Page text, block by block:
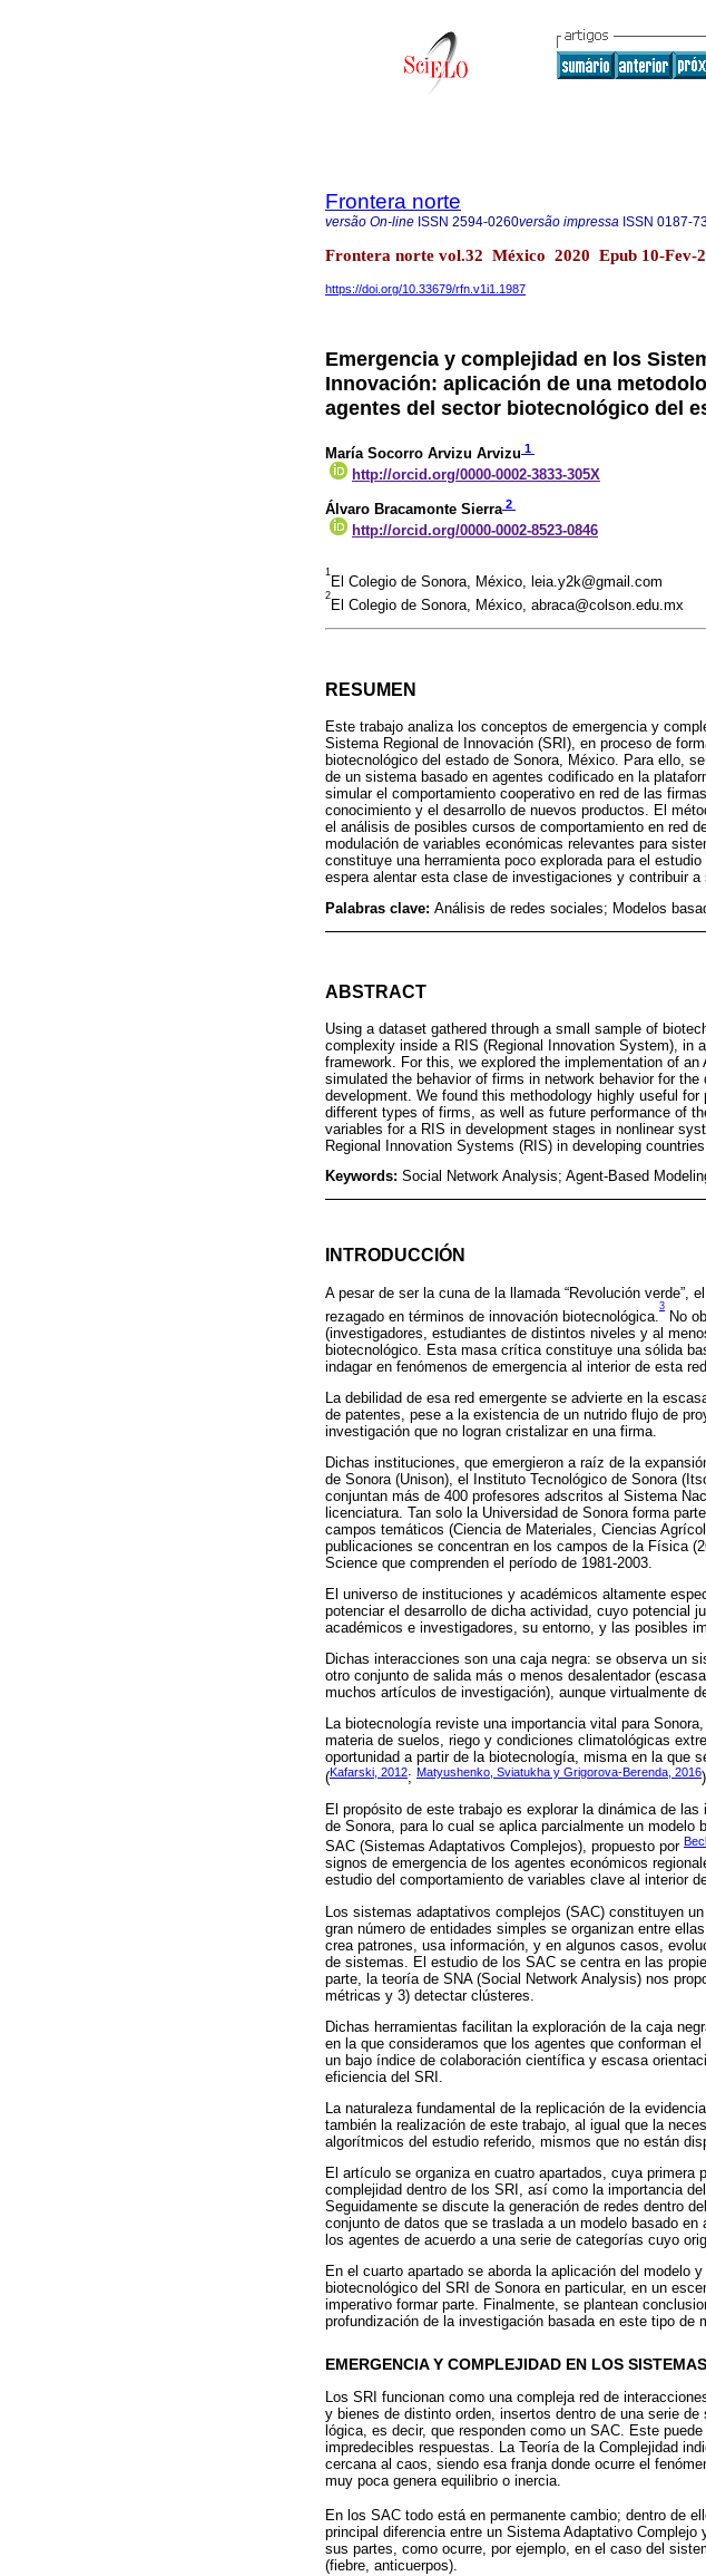
Frontera norte
versão On-line ISSN 2594-0260versão impressa ISSN 0187-
Frontera norte vol.32 México 2020 Epub 10-Fev-
https://doi.org/10.33679/rfn.v1i1.1987
Emergencia y complejidad en los
Innovación: aplicación de una
agentes del sector biotecnológico del
María Socorro Arvizu Arvizu 1
http://orcid.org/0000-0002-3833-305X
Álvaro Bracamonte Sierra 2
http://orcid.org/0000-0002-8523-0846
1
El Colegio de Sonora, México, leia.y2k@gmail.com
2
El Colegio de Sonora, México, abraca@colson.edu.mx
RESUMEN
Este trabajo analiza los conceptos de emergencia y
Sistema Regional de Innovación (SRI), en proceso de
biotecnológico del estado de Sonora, México. Para ello,
de un sistema basado en agentes codificado en la
simular el comportamiento cooperativo en red de las
conocimiento y el desarrollo de nuevos productos. El
el análisis de posibles cursos de comportamiento en red
modulación de variables económicas relevantes para
constituye una herramienta poco explorada para el
espera alentar esta clase de investigaciones y contribuir
Palabras clave: Análisis de redes sociales; Modelos
ABSTRACT
Using a dataset gathered through a small sample of
complexity inside a RIS (Regional Innovation System), in
framework. For this, we explored the implementation of
simulated the behavior of firms in network behavior for
development. We found this methodology highly useful
different types of firms, as well as future performance of
variables for a RIS in development stages in nonlinear
Regional Innovation Systems (RIS) in developing countries.
Keywords: Social Network Analysis; Agent-Based
INTRODUCCIÓN
A pesar de ser la cuna de la llamada “Revolución verde”,
rezagado en términos de innovación biotecnológica.
3
No
(investigadores, estudiantes de distintos niveles y al
biotecnológico. Esta masa crítica constituye una sólida
indagar en fenómenos de emergencia al interior de esta red.
La debilidad de esa red emergente se advierte en la
de patentes, pese a la existencia de un nutrido flujo de
investigación que no logran cristalizar en una firma.
Dichas instituciones, que emergieron a raíz de la
de Sonora (Unison), el Instituto Tecnológico de Sonora
conjuntan más de 400 profesores adscritos al Sistema
licenciatura. Tan solo la Universidad de Sonora forma
campos temáticos (Ciencia de Materiales, Ciencias
publicaciones se concentran en los campos de la Física
Science que comprenden el período de 1981-2003.
El universo de instituciones y académicos altamente
potenciar el desarrollo de dicha actividad, cuyo potencial
académicos e investigadores, su entorno, y las posibles
Dichas interacciones son una caja negra: se observa un
otro conjunto de salida más o menos desalentador
muchos artículos de investigación), aunque virtualmente
La biotecnología reviste una importancia vital para
materia de suelos, riego y condiciones climatológicas
oportunidad a partir de la biotecnología, misma en la que
(Kafarski, 2012; Matyushenko, Sviatukha y Grigorova-Berenda, 2016
El propósito de este trabajo es explorar la dinámica de
de Sonora, para lo cual se aplica parcialmente un modelo
SAC (Sistemas Adaptativos Complejos), propuesto por
signos de emergencia de los agentes económicos
estudio del comportamiento de variables clave al interior
Los sistemas adaptativos complejos (SAC) constituyen
gran número de entidades simples se organizan entre
crea patrones, usa información, y en algunos casos,
de sistemas. El estudio de los SAC se centra en las
parte, la teoría de SNA (Social Network Analysis) nos
métricas y 3) detectar clústeres.
Dichas herramientas facilitan la exploración de la caja
en la que consideramos que los agentes que conforman
un bajo índice de colaboración científica y escasa
eficiencia del SRI.
La naturaleza fundamental de la replicación de la
también la realización de este trabajo, al igual que la
algorítmicos del estudio referido, mismos que no están
El artículo se organiza en cuatro apartados, cuya
complejidad dentro de los SRI, así como la importancia
Seguidamente se discute la generación de redes dentro
conjunto de datos que se traslada a un modelo basado
los agentes de acuerdo a una serie de categorías cuyo
En el cuarto apartado se aborda la aplicación del
biotecnológico del SRI de Sonora en particular, en un
imperativo formar parte. Finalmente, se plantean
profundización de la investigación basada en este tipo de
EMERGENCIA Y COMPLEJIDAD EN LOS
Los SRI funcionan como una compleja red de
y bienes de distinto orden, insertos dentro de una serie
lógica, es decir, que responden como un SAC. Este
impredecibles respuestas. La Teoría de la Complejidad
cercana al caos, siendo esa franja donde ocurre el
muy poca genera equilibrio o inercia.
En los SAC todo está en permanente cambio; dentro de
principal diferencia entre un Sistema Adaptativo
sus partes, como ocurre, por ejemplo, en el caso del
(fiebre, anticuerpos).